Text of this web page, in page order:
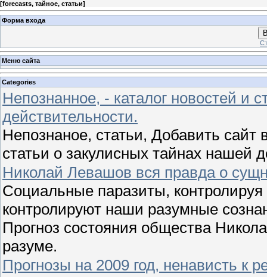
[forecasts, тайное, статьи]
Форма входа
Меню сайта
Categories
Непознанное, - каталог новостей и
действительности.
Непознаное, статьи, Добавить сайт
статьи о закулисных тайнах нашей
Николай Левашов вся правда о
Социальные паразиты,
контролируют наши разумные
Прогноз состояния общества
разуме.
Прогнозы на 2009 год, ненависть к